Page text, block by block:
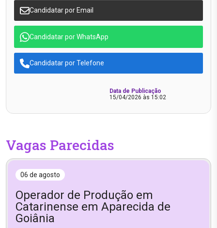
Candidatar por Email
Candidatar por WhatsApp
Candidatar por Telefone
Data de Publicação
15/04/2026 às 15:02
Vagas Parecidas
06 de agosto
Operador de Produção em
Catarinense em Aparecida de
Goiânia